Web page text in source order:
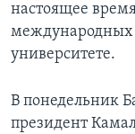
настоящее
международных
университете.
В понедельник
президент